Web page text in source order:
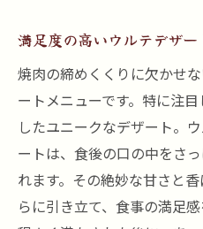
満足度の高いウルテデザー
焼肉の締めくくりに欠かせ
ートメニューです。特に注
したユニークなデザート。
ートは、食後の口の中をさ
れます。その絶妙な甘さと
らに引き立て、食事の満足